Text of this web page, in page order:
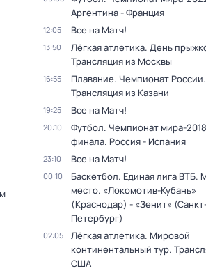
Аргентина - Франция
12:05 Все на Матч!
13:50
Лёгкая атлетика. День
Трансляция из Москвы
16:55
Плавание. Чемпионат России.
Трансляция из Казани
19:25 Все на Матч!
20:10
Футбол. Чемпионат мира-
финала. Россия - Испания
23:10 Все на Матч!
00:10
Баскетбол. Единая лига ВТБ.
место. «Локомотив-Кубань»
(Краснодар) - «Зенит»
Петербург)
02:05
Лёгкая атлетика. Мировой
континентальный тур.
США